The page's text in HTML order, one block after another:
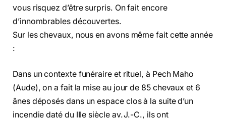
vous risquez d’être surpris. On fait encore
d’innombrables découvertes.
Sur les chevaux, nous en avons même fait cette année
:
Dans un contexte funéraire et rituel, à Pech Maho
(Aude), on a fait la mise au jour de 85 chevaux et 6
ânes déposés dans un espace clos à la suite d’un
incendie daté du IIIe siècle av. J.-C., ils ont